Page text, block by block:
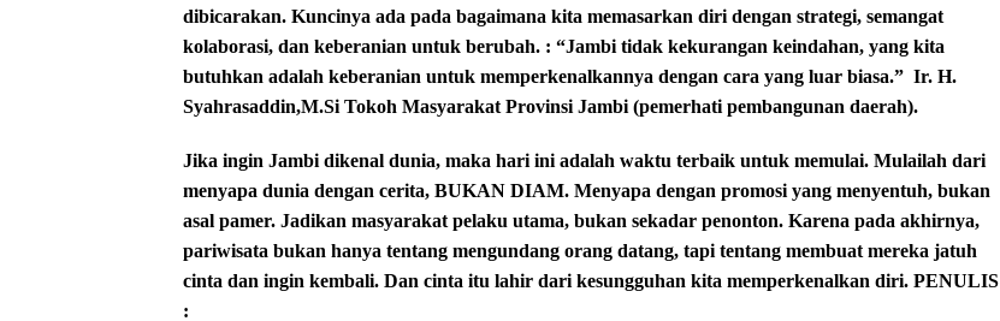
dibicarakan. Kuncinya ada pada bagaimana kita memasarkan diri dengan strategi, semangat
kolaborasi, dan keberanian untuk berubah. : “Jambi tidak kekurangan keindahan, yang kita
butuhkan adalah keberanian untuk memperkenalkannya dengan cara yang luar biasa.” Ir. H.
Syahrasaddin,M.Si Tokoh Masyarakat Provinsi Jambi (pemerhati pembangunan daerah).
Jika ingin Jambi dikenal dunia, maka hari ini adalah waktu terbaik untuk memulai. Mulailah dari
menyapa dunia dengan cerita, BUKAN DIAM. Menyapa dengan promosi yang menyentuh, bukan
asal pamer. Jadikan masyarakat pelaku utama, bukan sekadar penonton. Karena pada akhirnya,
pariwisata bukan hanya tentang mengundang orang datang, tapi tentang membuat mereka jatuh
cinta dan ingin kembali. Dan cinta itu lahir dari kesungguhan kita memperkenalkan diri. PENULIS
: